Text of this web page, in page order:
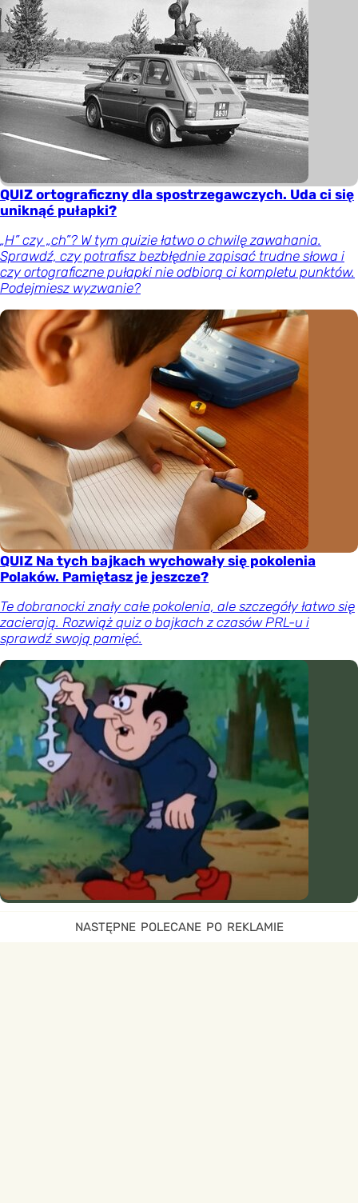
QUIZ ortograficzny dla spostrzegawczych. Uda ci się
uniknąć pułapki?
„H” czy „ch”? W tym quizie łatwo o chwilę zawahania.
Sprawdź, czy potrafisz bezbłędnie zapisać trudne słowa i
czy ortograficzne pułapki nie odbiorą ci kompletu punktów.
Podejmiesz wyzwanie?
QUIZ Na tych bajkach wychowały się pokolenia
Polaków. Pamiętasz je jeszcze?
Te dobranocki znały całe pokolenia, ale szczegóły łatwo się
zacierają. Rozwiąż quiz o bajkach z czasów PRL-u i
sprawdź swoją pamięć.